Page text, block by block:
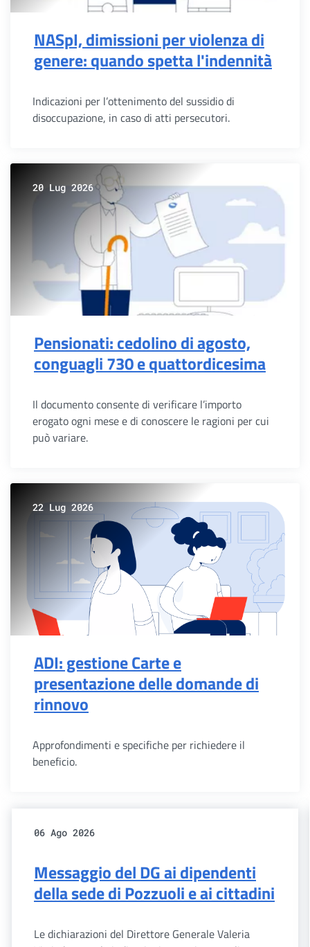
NASpI, dimissioni per violenza di
genere: quando spetta l'indennità
Indicazioni per l’ottenimento del sussidio di
disoccupazione, in caso di atti persecutori.
20 Lug 2026
Pensionati: cedolino di agosto,
conguagli 730 e quattordicesima
Il documento consente di verificare l’importo
erogato ogni mese e di conoscere le ragioni per cui
può variare.
22 Lug 2026
ADI: gestione Carte e
presentazione delle domande di
rinnovo
Approfondimenti e specifiche per richiedere il
beneficio.
06 Ago 2026
Messaggio del DG ai dipendenti
della sede di Pozzuoli e ai cittadini
Le dichiarazioni del Direttore Generale Valeria